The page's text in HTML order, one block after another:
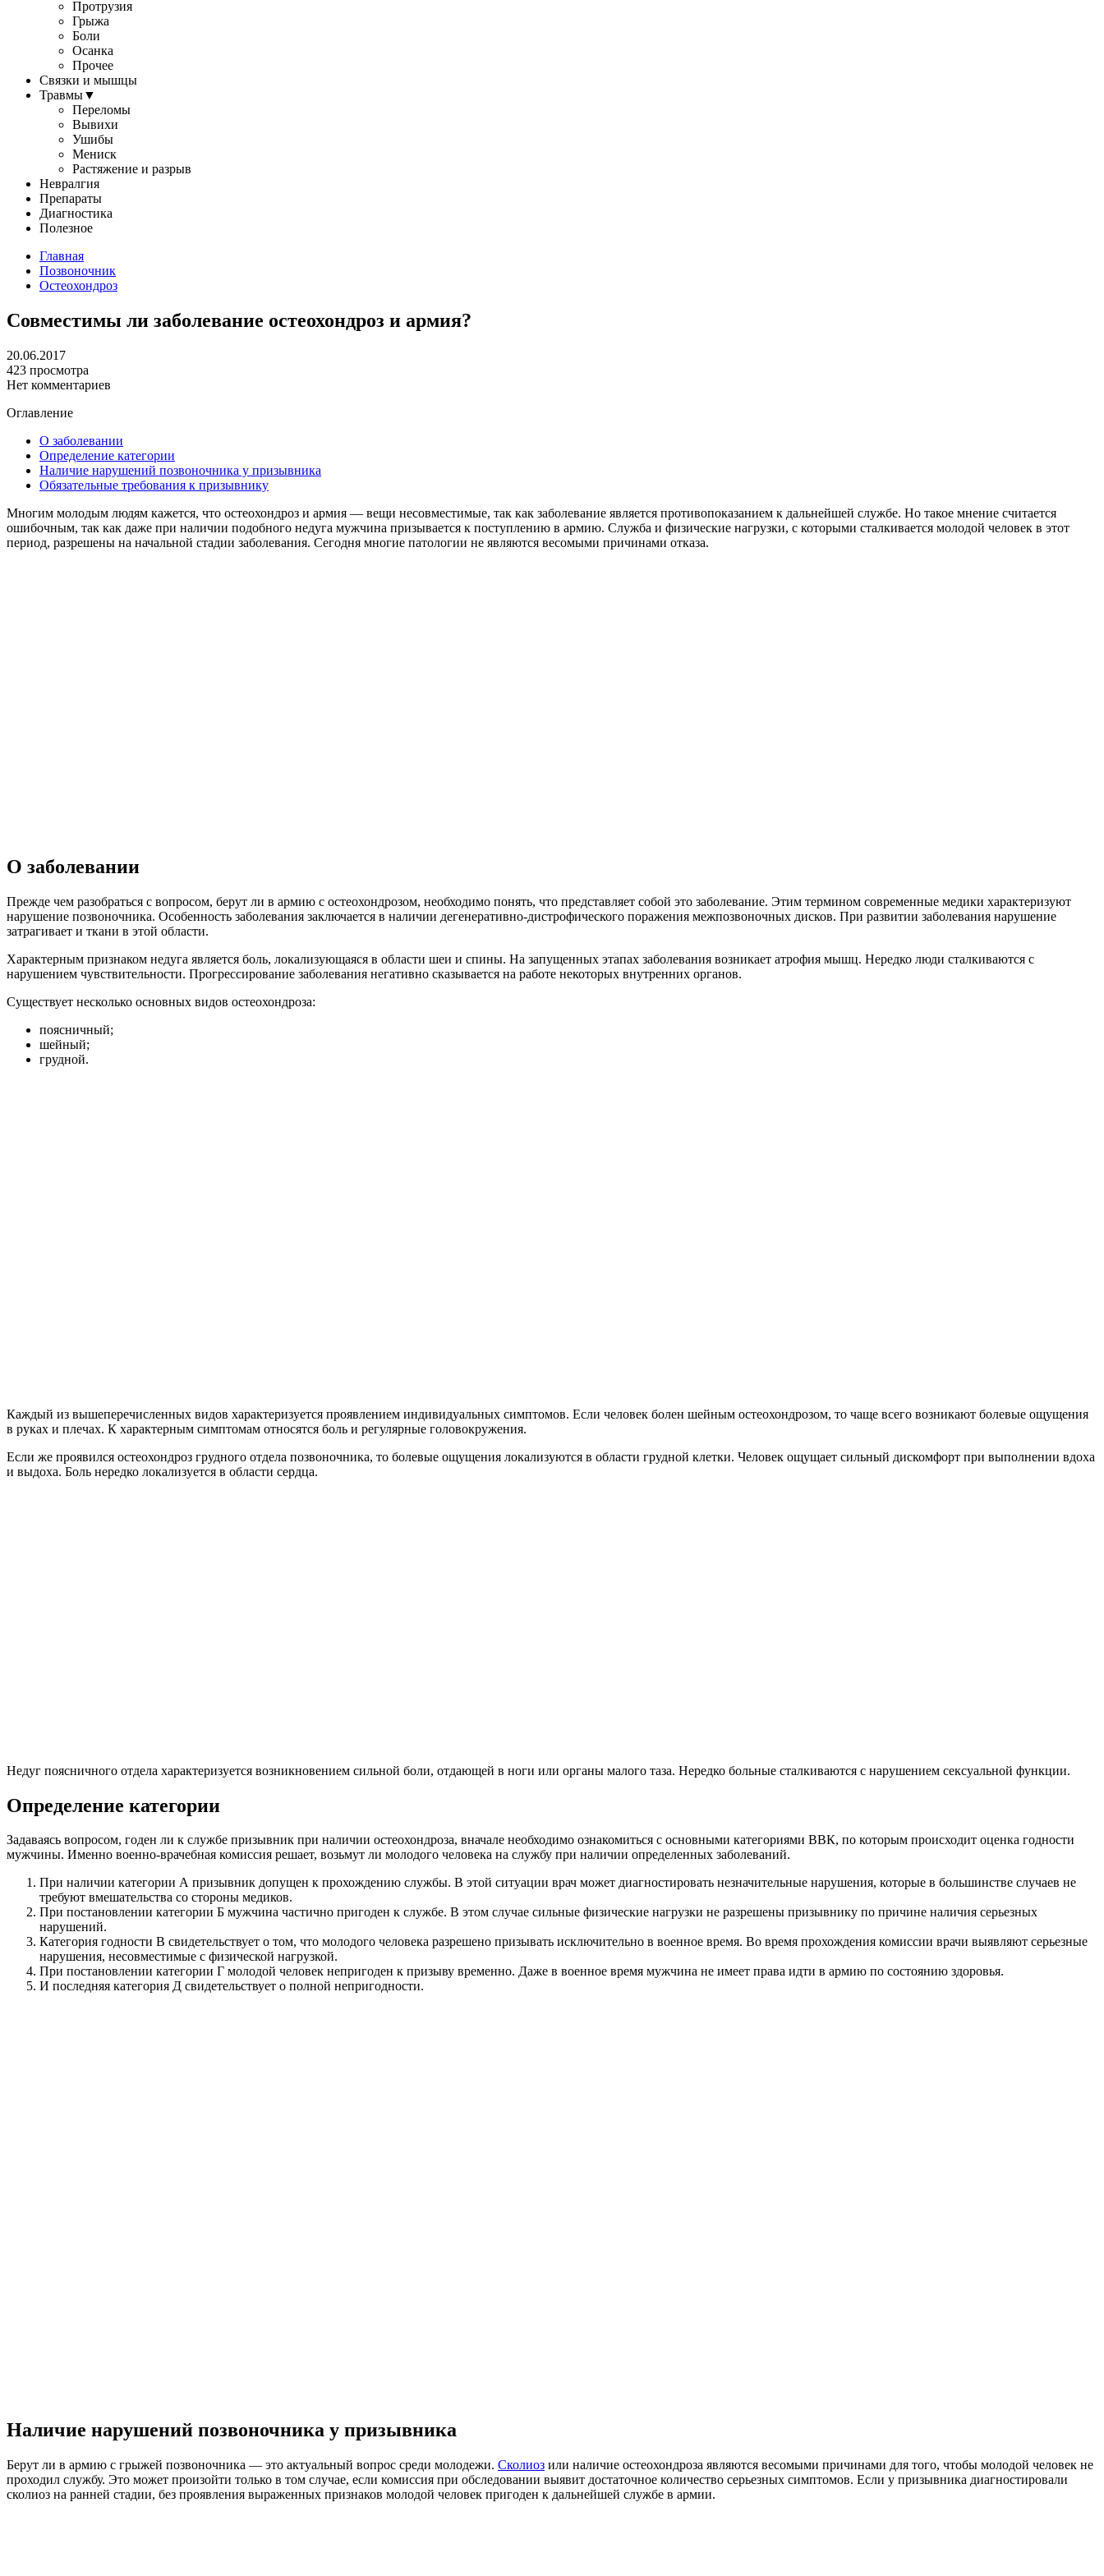
Протрузия
Грыжа
Боли
Осанка
Прочее
Связки и мышцы
Травмы▼
Переломы
Вывихи
Ушибы
Мениск
Растяжение и разрыв
Невралгия
Препараты
Диагностика
Полезное
Главная
Позвоночник
Остеохондроз
Совместимы ли заболевание остеохондроз и армия?
20.06.2017
423 просмотра
Нет комментариев
Оглавление
О заболевании
Определение категории
Наличие нарушений позвоночника у призывника
Обязательные требования к призывнику
Многим молодым людям кажется, что остеохондроз и армия — вещи несовместимые, так как заболевание является противопоказанием к дальнейшей службе. Но такое мнение считается
ошибочным, так как даже при наличии подобного недуга мужчина призывается к поступлению в армию. Служба и физические нагрузки, с которыми сталкивается молодой человек в этот
период, разрешены на начальной стадии заболевания. Сегодня многие патологии не являются весомыми причинами отказа.
О заболевании
Прежде чем разобраться с вопросом, берут ли в армию с остеохондрозом, необходимо понять, что представляет собой это заболевание. Этим термином современные медики характеризуют
нарушение позвоночника. Особенность заболевания заключается в наличии дегенеративно-дистрофического поражения межпозвоночных дисков. При развитии заболевания нарушение
затрагивает и ткани в этой области.
Характерным признаком недуга является боль, локализующаяся в области шеи и спины. На запущенных этапах заболевания возникает атрофия мышц. Нередко люди сталкиваются с
нарушением чувствительности. Прогрессирование заболевания негативно сказывается на работе некоторых внутренних органов.
Существует несколько основных видов остеохондроза:
поясничный;
шейный;
грудной.
Каждый из вышеперечисленных видов характеризуется проявлением индивидуальных симптомов. Если человек болен шейным остеохондрозом, то чаще всего возникают болевые ощущения
в руках и плечах. К характерным симптомам относятся боль и регулярные головокружения.
Если же проявился остеохондроз грудного отдела позвоночника, то болевые ощущения локализуются в области грудной клетки. Человек ощущает сильный дискомфорт при выполнении вдоха
и выдоха. Боль нередко локализуется в области сердца.
Недуг поясничного отдела характеризуется возникновением сильной боли, отдающей в ноги или органы малого таза. Нередко больные сталкиваются с нарушением сексуальной функции.
Определение категории
Задаваясь вопросом, годен ли к службе призывник при наличии остеохондроза, вначале необходимо ознакомиться с основными категориями ВВК, по которым происходит оценка годности
мужчины. Именно военно-врачебная комиссия решает, возьмут ли молодого человека на службу при наличии определенных заболеваний.
При наличии категории А призывник допущен к прохождению службы. В этой ситуации врач может диагностировать незначительные нарушения, которые в большинстве случаев не
требуют вмешательства со стороны медиков.
При постановлении категории Б мужчина частично пригоден к службе. В этом случае сильные физические нагрузки не разрешены призывнику по причине наличия серьезных
нарушений.
Категория годности В свидетельствует о том, что молодого человека разрешено призывать исключительно в военное время. Во время прохождения комиссии врачи выявляют серьезные
нарушения, несовместимые с физической нагрузкой.
При постановлении категории Г молодой человек непригоден к призыву временно. Даже в военное время мужчина не имеет права идти в армию по состоянию здоровья.
И последняя категория Д свидетельствует о полной непригодности.
Наличие нарушений позвоночника у призывника
Берут ли в армию с грыжей позвоночника — это актуальный вопрос среди молодежи. Сколиоз или наличие остеохондроза являются весомыми причинами для того, чтобы молодой человек не
проходил службу. Это может произойти только в том случае, если комиссия при обследовании выявит достаточное количество серьезных симптомов. Если у призывника диагностировали
сколиоз на ранней стадии, без проявления выраженных признаков молодой человек пригоден к дальнейшей службе в армии.